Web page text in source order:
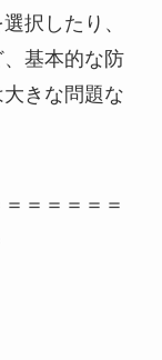
択したり、
基本的な防
きな問題な
＝＝＝＝＝